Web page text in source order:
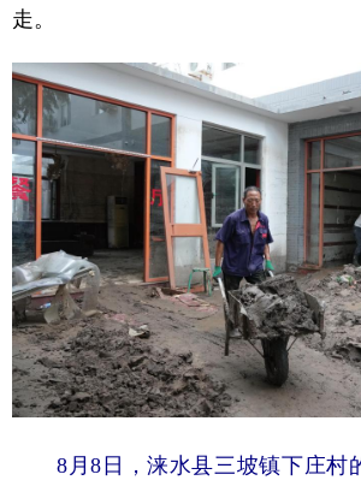
公益 一带一路 亚太网
文化产业
地方频道
北京 天津 河北
辽宁 吉林 上海
浙江 安徽 福建
山东 河南 湖北
广东 广西 海南
走。
8月8日，涞水县三坡镇下庄村